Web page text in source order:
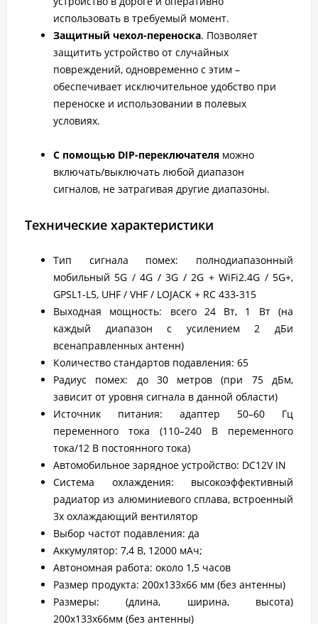
использовать в требуемый момент.
Защитный чехол-переноска. Позволяет
защитить устройство от случайных
повреждений, одновременно с этим –
обеспечивает исключительное удобство при
переноске и использовании в полевых
условиях.
С помощью DIP-переключателя можно
включать/выключать любой диапазон
сигналов, не затрагивая другие диапазоны.
Технические характеристики
Тип сигнала помех: полнодиапазонный
мобильный 5G / 4G / 3G / 2G + WiFi2.4G / 5G+,
GPSL1-L5, UHF / VHF / LOJACK + RC 433-315
Выходная мощность: всего 24 Вт, 1 Вт (на
каждый диапазон с усилением 2 дБи
всенаправленных антенн)
Количество стандартов подавления: 65
Радиус помех: до 30 метров (при 75 дБм,
зависит от уровня сигнала в данной области)
Источник питания: адаптер 50–60 Гц
переменного тока (110–240 В переменного
тока/12 В постоянного тока)
Автомобильное зарядное устройство: DC12V IN
Система охлаждения: высокоэффективный
радиатор из алюминиевого сплава, встроенный
3x охлаждающий вентилятор
Выбор частот подавления: да
Аккумулятор: 7,4 В, 12000 мАч;
Автономная работа: около 1,5 часов
Размер продукта: 200x133x66 мм (без антенны)
Размеры: (длина, ширина, высота)
200x133x66мм (без антенны)